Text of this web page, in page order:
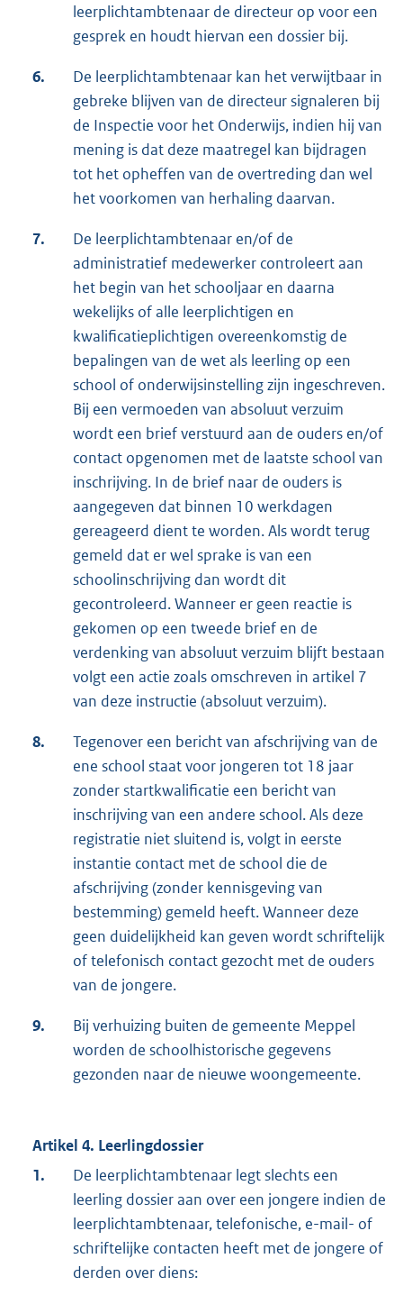
leerplichtambtenaar de directeur op voor een
gesprek en houdt hiervan een dossier bij.
6.
De leerplichtambtenaar kan het verwijtbaar in
gebreke blijven van de directeur signaleren bij
de Inspectie voor het Onderwijs, indien hij van
mening is dat deze maatregel kan bijdragen
tot het opheffen van de overtreding dan wel
het voorkomen van herhaling daarvan.
7.
De leerplichtambtenaar en/of de
administratief medewerker controleert aan
het begin van het schooljaar en daarna
wekelijks of alle leerplichtigen en
kwalificatieplichtigen overeenkomstig de
bepalingen van de wet als leerling op een
school of onderwijsinstelling zijn ingeschreven.
Bij een vermoeden van absoluut verzuim
wordt een brief verstuurd aan de ouders en/of
contact opgenomen met de laatste school van
inschrijving. In de brief naar de ouders is
aangegeven dat binnen 10 werkdagen
gereageerd dient te worden. Als wordt terug
gemeld dat er wel sprake is van een
schoolinschrijving dan wordt dit
gecontroleerd. Wanneer er geen reactie is
gekomen op een tweede brief en de
verdenking van absoluut verzuim blijft bestaan
volgt een actie zoals omschreven in artikel 7
van deze instructie (absoluut verzuim).
8.
Tegenover een bericht van afschrijving van de
ene school staat voor jongeren tot 18 jaar
zonder startkwalificatie een bericht van
inschrijving van een andere school. Als deze
registratie niet sluitend is, volgt in eerste
instantie contact met de school die de
afschrijving (zonder kennisgeving van
bestemming) gemeld heeft. Wanneer deze
geen duidelijkheid kan geven wordt schriftelijk
of telefonisch contact gezocht met de ouders
van de jongere.
9.
Bij verhuizing buiten de gemeente Meppel
worden de schoolhistorische gegevens
gezonden naar de nieuwe woongemeente.
Artikel 4. Leerlingdossier
1.
De leerplichtambtenaar legt slechts een
leerling dossier aan over een jongere indien de
leerplichtambtenaar, telefonische, e-mail- of
schriftelijke contacten heeft met de jongere of
derden over diens: